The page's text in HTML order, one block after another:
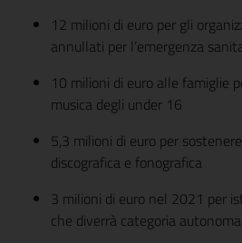
12 milioni di euro per gli
annullati per l’emergenza
10 milioni di euro alle famiglie
musica degli under 16
5,3 milioni di euro per
discografica e fonografica
3 milioni di euro nel 2021 per
che diverrà categoria